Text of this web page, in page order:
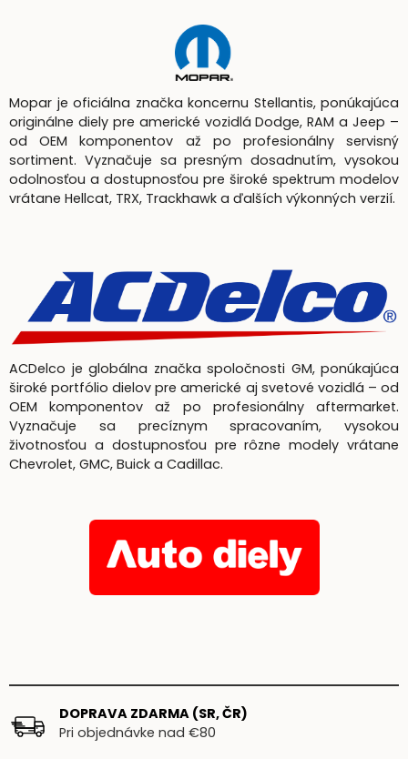
Mopar je oficiálna značka koncernu Stellantis, ponúkajúca
originálne diely pre americké vozidlá Dodge, RAM a Jeep –
od OEM komponentov až po profesionálny servisný
sortiment. Vyznačuje sa presným dosadnutím, vysokou
odolnosťou a dostupnosťou pre široké spektrum modelov
vrátane Hellcat, TRX, Trackhawk a ďalších výkonných verzií.
ACDelco je globálna značka spoločnosti GM, ponúkajúca
široké portfólio dielov pre americké aj svetové vozidlá – od
OEM komponentov až po profesionálny aftermarket.
Vyznačuje sa precíznym spracovaním, vysokou
životnosťou a dostupnosťou pre rôzne modely vrátane
Chevrolet, GMC, Buick a Cadillac.
DOPRAVA ZDARMA (SR, ČR)
Pri objednávke nad €80